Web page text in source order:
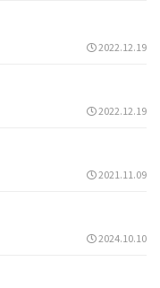
2022.12.19
2022.12.19
2021.11.09
2024.10.10